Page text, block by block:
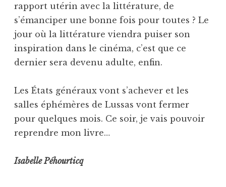
rapport utérin avec la littérature, de
s’émanciper une bonne fois pour toutes ? Le
jour où la littérature viendra puiser son
inspiration dans le cinéma, c’est que ce
dernier sera devenu adulte, enfin.
Les États généraux vont s’achever et les
salles éphémères de Lussas vont fermer
pour quelques mois. Ce soir, je vais pouvoir
reprendre mon livre…
Isabelle Péhourticq